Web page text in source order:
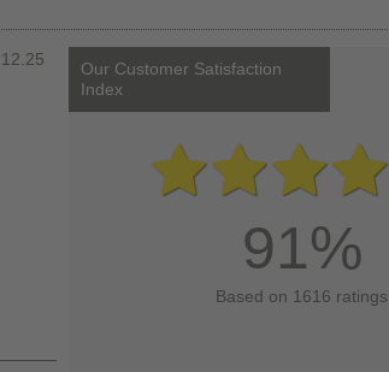
Our Customer Satisfaction
Index
91%
Based on 1616 ratings